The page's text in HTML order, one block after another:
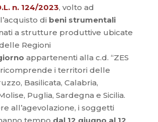
n. 124/2023, volto ad
di beni strumentali
a strutture produttive ubicate
Regioni
appartenenti alla c.d. “ZES
ricomprende i territori delle
Basilicata, Calabria,
Puglia, Sardegna e Sicilia.
all’agevolazione, i soggetti